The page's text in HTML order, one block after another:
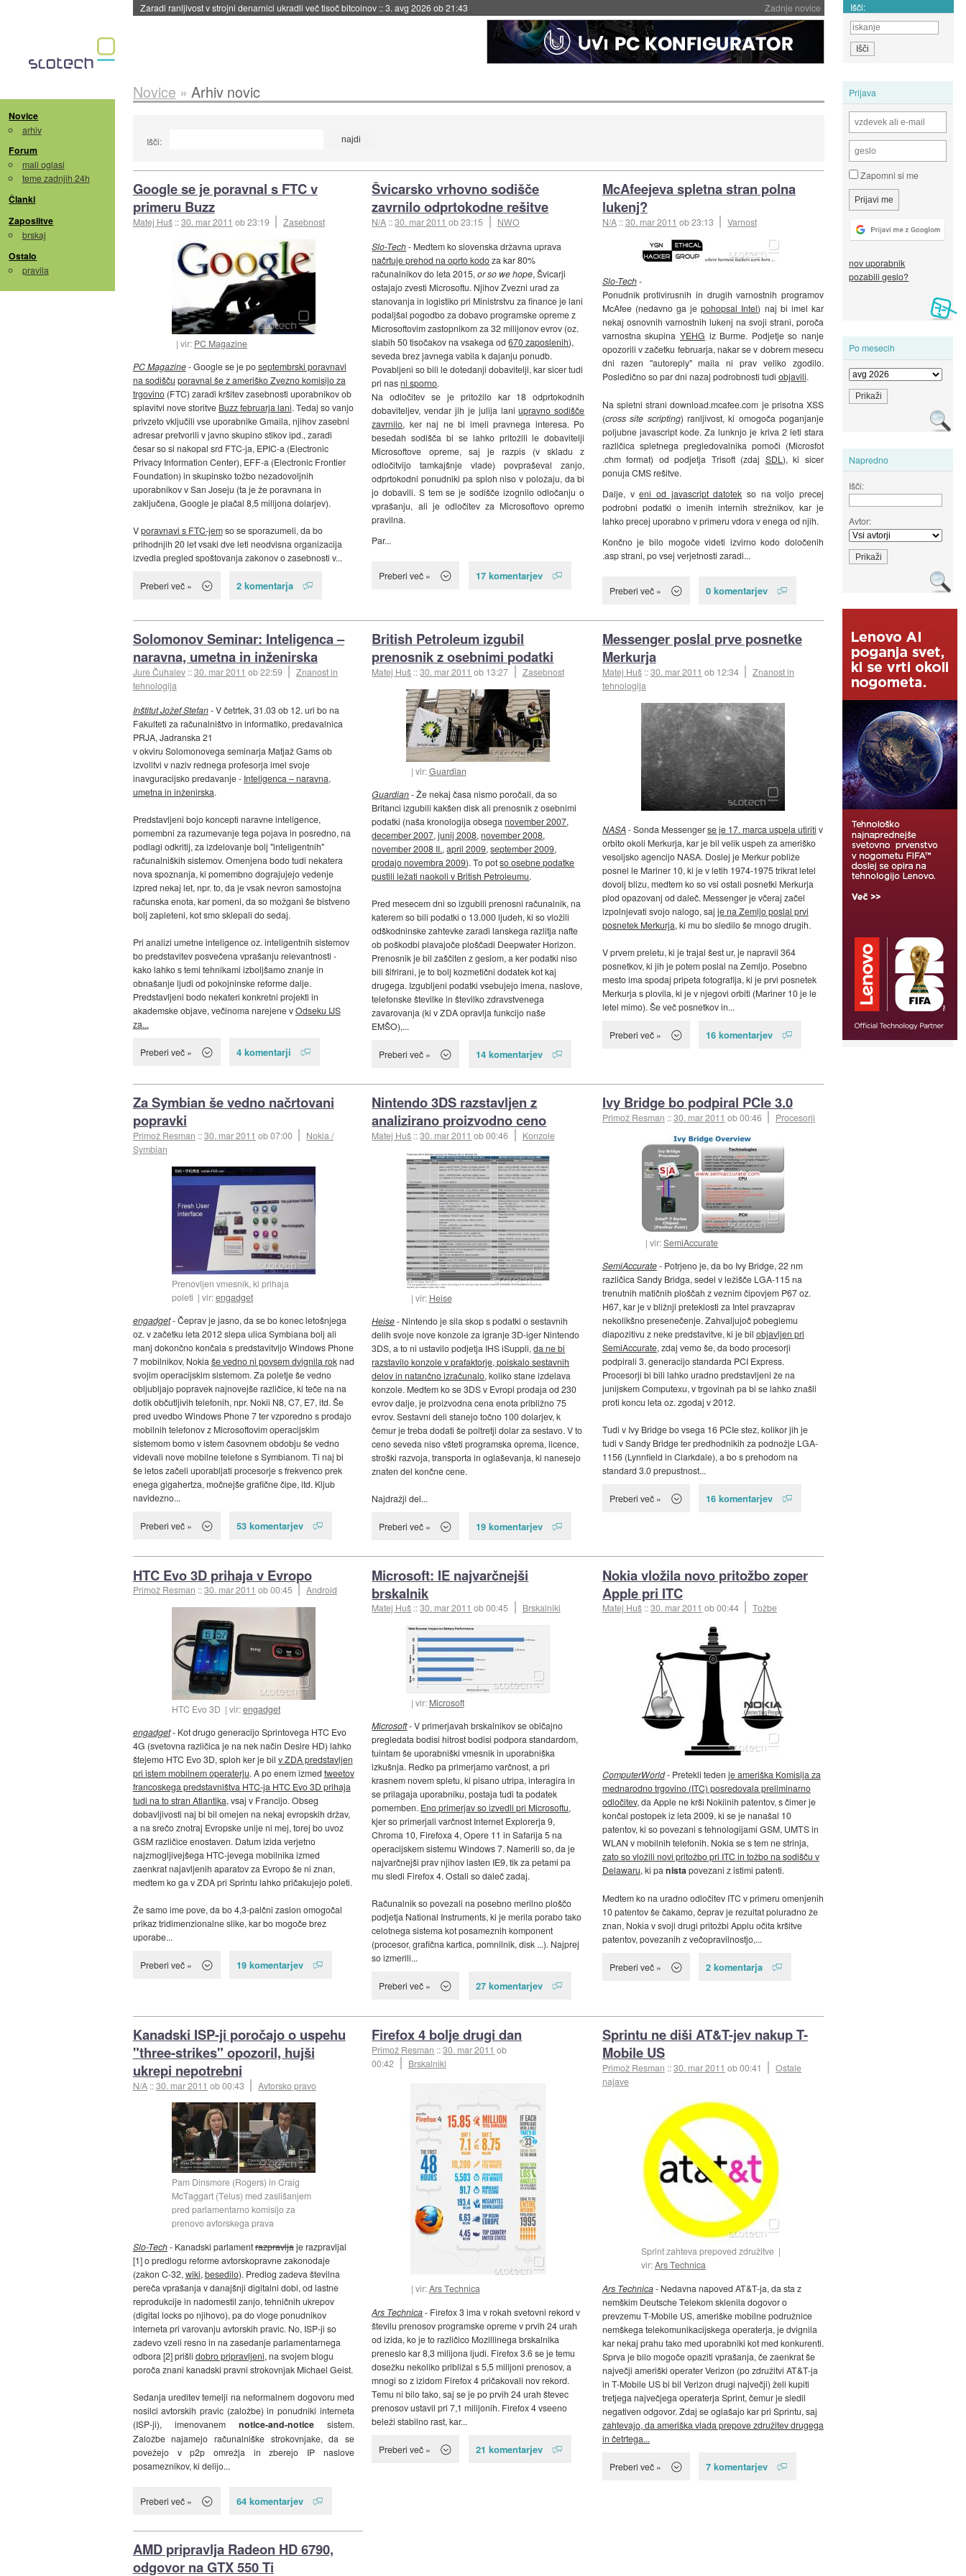
Zadnje novice
Zaradi ranljivost v strojni denarnici ukradli več tisoč bitcoinov ::3. avg 2026 ob 21:43 Išči:
Novice
arhiv
Forum
mali oglasi
teme zadnjih 24h
Članki
Zaposlitve
brskaj
Ostalo
pravila
Prijava
Zapomni si me
nov uporabnik
pozabili geslo?
Po mesecih
Napredno
Išči:
Avtor:
Novice » Arhiv novic
Išči:
Google se je poravnal s FTC v
primeru Buzz
Matej Huš ::30. mar 2011 ob 23:19 Zasebnost
vir: PC Magazine
PC Magazine- Google se je poseptembrski poravnavi
na sodišču poravnal še z ameriško Zvezno komisijo za
trgovino(FTC) zaradi kršitev zasebnosti uporabnikov ob
splavitvi nove storitve Buzz februarja lani. Tedaj so vanjo
privzeto vključili vse uporabnike Gmaila, njihov zasebni
adresar pretvorili v javno skupino stikov ipd., zaradi
česar so si nakopal srd FTC-ja, EPIC-a (Electronic
Privacy Information Center), EFF-a (Electronic Frontier
Foundation) in skupinsko tožbo nezadovoljnih
uporabnikov v San Joseju (ta je že poravnana in
zaključena, Google je plačal 8,5 milijona dolarjev).
Vporavnavi s FTC-jemso se sporazumeli, da bo
prihodnjih 20 let vsaki dve leti neodvisna organizacija
izvedla pregled spoštovanja zakonov o zasebnosti v...
Preberi več » 2 komentarja
Švicarsko vrhovno sodišče
zavrnilo odprtokodne rešitve
N/A ::30. mar 2011 ob 23:15
NWO
Slo-Tech- Medtem ko slovenska državna uprava
načrtuje prehod na oprto kodoza kar 80%
računalnikov do leta 2015,or so we hope, Švicarji
ostajajo zvesti Microsoftu. Njihov Zvezni urad za
stanovanja in logistiko pri Ministrstvu za finance je lani
podaljšal pogodbo za dobavo programske opreme z
Microsoftovim zastopnikom za 32 milijonov evrov (oz.
slabih 50 tisočakov na vsakega od670 zaposlenih),
seveda brez javnega vabila k dajanju ponudb.
Povabljeni so bili le dotedanji dobavitelji, kar sicer tudi
pri nasni sporno.
Na odločitev se je pritožilo kar 18 odprtokodnih
dobaviteljev, vendar jih je julija laniupravno sodišče
zavrnilo, ker naj ne bi imeli pravnega interesa. Po
besedah sodišča bi se lahko pritožili le dobavitelji
Microsoftove opreme, saj je razpis (v skladu z
odločitvijo tamkajšnje vlade) povpraševal zanjo,
odprtokodni ponudniki pa sploh niso v položaju, da bi
jo dobavili. S tem se je sodišče izognilo odločanju o
vprašanju, ali je odločitev za Microsoftovo opremo
pravilna.
Par...
Preberi več » 17 komentarjev
McAfeejeva spletna stran polna
lukenj?
N/A ::30. mar 2011 ob 23:13 Varnost
Slo-Tech-
Ponudnik protivirusnih in drugih varnostnih programov
McAfee (nedavno ga jepohopsal Intel) naj bi imel kar
nekaj osnovnih varnostnih lukenj na svoji strani, poroča
varnostna skupinaYEHG iz Burme. Podjetje so nanje
opozorili v začetku februarja, nakar se v dobrem mesecu
dni razen "autoreply" maila ni prav veliko zgodilo.
Posledično so par dni nazaj podrobnosti tudi objavili.
Na spletni strani download.mcafee.com je prisotna XSS
(cross site scripting) ranljivost, ki omogoča poganjanje
poljubne javascript kode. Za lunknjo je kriva 2 leti stara
različica spletnega pregledovalnika pomoči (Microsfot
.chm format) od podjetja Trisoft (zdaj SDL ), ki sicer
ponuja CMS rešitve.
Dalje, veni od javascript datotek so na voljo precej
podrobni podatki o imenih internih strežnikov, kar je
lahko precej uporabno v primeru vdora v enega od njih.
Končno je bilo mogoče videti izvirno kodo določenih
.asp strani, po vsej verjetnosti zaradi...
Preberi več » 0 komentarjev
Solomonov Seminar: Inteligenca –
naravna, umetna in inženirska
Jure Čuhalev ::30. mar 2011 ob 22:59
Znanost in
tehnologija
Inštitut Jožef Stefan- V četrtek, 31.03 ob 12. uri bo na
Fakulteti za računalništvo in informatiko, predavalnica
PRJA, Jadranska 21
v okviru Solomonovega seminarja Matjaž Gams ob
izvolitvi v naziv rednega profesorja imel svoje
inavguracijsko predavanje - Inteligenca – naravna,
umetna in inženirska.
Predstavljeni bojo koncepti naravne inteligence,
pomembni za razumevanje tega pojava in posredno, na
podlagi odkritij, za izdelovanje bolj "inteligentnih"
računalniških sistemov. Omenjena bodo tudi nekatera
nova spoznanja, ki pomembno dograjujejo vedenje
izpred nekaj let, npr. to, da je vsak nevron samostojna
računska enota, kar pomeni, da so možgani še bistveno
bolj zapleteni, kot smo sklepali do sedaj.
Pri analizi umetne inteligence oz. inteligentnih sistemov
bo predstavitev posvečena vprašanju relevantnosti -
kako lahko s temi tehnikami izboljšamo znanje in
obnašanje ljudi od pokojninske reforme dalje.
Predstavljeni bodo nekateri konkretni projekti in
akademske objave, večinoma narejene vOdseku IJS
za...
Preberi več » 4 komentarji
British Petroleum izgubil
prenosnik z osebnimi podatki
Matej Huš ::30. mar 2011 ob 13:27 Zasebnost
vir:Guardian
Guardian- Že nekaj časa nismo poročali, da so
Britanci izgubili kakšen disk ali prenosnik z osebnimi
podatki (naša kronologija obseganovember 2007,
december 2007,junij 2008,november 2008,
november 2008 II.,april 2009,september 2009,
prodajo novembra 2009). To potso osebne podatke
pustili ležati naokoli v British Petroleumu.
Pred mesecem dni so izgubili prenosni računalnik, na
katerem so bili podatki o 13.000 ljudeh, ki so vložili
odškodninske zahtevke zaradi lanskega razlitja nafte
ob poškodbi plavajoče ploščadi Deepwater Horizon.
Prenosnik je bil zaščiten z geslom, a ker podatki niso
bili šifrirani, je to bolj kozmetični dodatek kot kaj
drugega. Izgubljeni podatki vsebujejo imena, naslove,
telefonske številke in številko zdravstvenega
zavarovanja (ki v ZDA opravlja funkcijo naše
EMŠO),...
Preberi več » 14 komentarjev
Messenger poslal prve posnetke
Merkurja
Matej Huš ::30. mar 2011 ob 12:34
Znanost in
tehnologija
NASA- Sonda Messengerse je 17. marca uspela utiriti v
orbito okoli Merkurja, kar je bil velik uspeh za ameriško
vesoljsko agencijo NASA. Doslej je Merkur pobliže
posnel le Mariner 10, ki je v letih 1974-1975 trikrat letel
dovolj blizu, medtem ko so vsi ostali posnetki Merkurja
plod opazovanj od daleč. Messenger je včeraj začel
izpolnjevati svojo nalogo, saj je na Zemljo poslal prvi
posnetek Merkurja, ki mu bo sledilo še mnogo drugih.
V prvem preletu, ki je trajal šest ur, je napravil 364
posnetkov, ki jih je potem poslal na Zemljo. Posebno
mesto ima spodaj pripeta fotografija, ki je prvi posnetek
Merkurja s plovila, ki je v njegovi orbiti (Mariner 10 je le
letel mimo). Še več posnetkov in...
Preberi več » 16 komentarjev
Za Symbian še vedno načrtovani
popravki
Primož Resman ::30. mar 2011 ob 07:00
Nokia /
Symbian
Prenovljen vmesnik, ki prihaja
poleti
vir:engadget
engadget- Čeprav je jasno, da se bo konec letošnjega
oz. v začetku leta 2012 slepa ulica Symbiana bolj ali
manj dokončno končala s predstavitvijo Windows Phone
7 mobilnikov, Nokia še vedno ni povsem dvignila roknad
svojim operacijskim sistemom. Za poletje še vedno
obljubljajo popravek najnovejše različice, ki teče na na
dotik občutljivih telefonih, npr. Nokii N8, C7, E7, itd. Še
pred uvedbo Windows Phone 7 ter vzporedno s prodajo
mobilnih telefonov z Microsoftovim operacijskim
sistemom bomo v istem časovnem obdobju še vedno
videvali nove mobilne telefone s Symbianom. Ti naj bi
še letos začeli uporabljati procesorje s frekvenco prek
enega gigahertza, močnejše grafične čipe, itd. Kljub
navidezno...
Preberi več » 53 komentarjev
Nintendo 3DS razstavljen z
analizirano proizvodno ceno
Matej Huš ::30. mar 2011 ob 00:46 Konzole
vir: Heise
Heise- Nintendo je sila skop s podatki o sestavnih
delih svoje nove konzole za igranje 3D-iger Nintendo
3DS, a to ni ustavilo podjetja IHS iSuppli,da ne bi
razstavilo konzole v prafaktorje, poiskalo sestavnih
delov in natančno izračunalo, koliko stane izdelava
konzole. Medtem ko se 3DS v Evropi prodaja od 230
evrov dalje, je proizvodna cena enota približno 75
evrov. Sestavni deli stanejo točno 100 dolarjev, k
čemur je treba dodati še poltretji dolar za sestavo. V to
ceno seveda niso všteti programska oprema, licence,
stroški razvoja, transporta in oglaševanja, ki nanesejo
znaten del končne cene.
Najdražji del...
Preberi več » 19 komentarjev
Ivy Bridge bo podpiral PCIe 3.0
Primož Resman ::30. mar 2011 ob 00:46 Procesorji
vir:SemiAccurate
SemiAccurate- Potrjeno je, da bo Ivy Bridge, 22 nm
različica Sandy Bridga, sedel v ležišče LGA-115 na
trenutnih matičnih ploščah z veznim čipovjem P67 oz.
H67, kar je v bližnji preteklosti za Intel pravzaprav
nekolikšno presenečenje. Zahvaljujoč pobeglemu
diapozitivu z neke predstavitve, ki je bil objavljen pri
SemiAccurate, zdaj vemo še, da bodo procesorji
podpirali 3. generacijo standarda PCI Express.
Procesorji bi bili lahko uradno predstavljeni že na
junijskem Computexu, v trgovinah pa bi se lahko znašli
proti koncu leta oz. zgodaj v 2012.
Tudi v Ivy Bridge bo vsega 16 PCIe stez, kolikor jih je
tudi v Sandy Bridge ter predhodnikih za podnožje LGA-
1156 (Lynnfield in Clarkdale), a bo s prehodom na
standard 3.0 prepustnost...
Preberi več » 16 komentarjev
HTC Evo 3D prihaja v Evropo
Primož Resman ::30. mar 2011 ob 00:45 Android
HTC Evo 3D vir:engadget
engadget- Kot drugo generacijo Sprintovega HTC Evo
4G (svetovna različica je na nek način Desire HD) lahko
štejemo HTC Evo 3D, sploh ker je bil v ZDA predstavljen
pri istem mobilnem operaterju. A po enem izmed tweetov
francoskega predstavništva HTC-ja HTC Evo 3D prihaja
tudi na to stran Atlantika, vsaj v Francijo. Obseg
dobavljivosti naj bi bil omejen na nekaj evropskih držav,
a na srečo znotraj Evropske unije ni mej, torej bo uvoz
GSM različice enostaven. Datum izida verjetno
najzmogljivejšega HTC-jevega mobilnika izmed
zaenkrat najavljenih aparatov za Evropo še ni znan,
medtem ko ga v ZDA pri Sprintu lahko pričakujejo poleti.
Že samo ime pove, da bo 4,3-palčni zaslon omogočal
prikaz tridimenzionalne slike, kar bo mogoče brez
uporabe...
Preberi več » 19 komentarjev
Microsoft: IE najvarčnejši
brskalnik
Matej Huš ::30. mar 2011 ob 00:45 Brskalniki
vir: Microsoft
Microsoft- V primerjavah brskalnikov se običajno
pregledata bodisi hitrost bodisi podpora standardom,
tuintam še uporabniški vmesnik in uporabniška
izkušnja. Redko pa primerjamo varčnost, a pri
krasnem novem spletu, ki pisano utripa, interagira in
se prilagaja uporabniku, postaja tudi ta podatek
pomemben. Eno primerjav so izvedli pri Microsoftu,
kjer so primerjali varčnost Internet Explorerja 9,
Chroma 10, Firefoxa 4, Opere 11 in Safarija 5 na
operacijskem sistemu Windows 7. Namerili so, da je
najvarčnejši prav njihov lasten IE9, tik za petami pa
mu sledi Firefox 4. Ostali so daleč zadaj.
Računalnik so povezali na posebno merilno ploščo
podjetja National Instruments, ki je merila porabo tako
celotnega sistema kot posameznih komponent
(procesor, grafična kartica, pomnilnik, disk ...). Najprej
so izmerili...
Preberi več » 27 komentarjev
Nokia vložila novo pritožbo zoper
Apple pri ITC
Matej Huš ::30. mar 2011 ob 00:44 Tožbe
ComputerWorld- Pretekli teden je ameriška Komisija za
mednarodno trgovino (ITC) posredovala preliminarno
odločitev, da Apple ne krši Nokiinih patentov, s čimer je
končal postopek iz leta 2009, ki se je nanašal 10
patentov, ki so povezani s tehnologijami GSM, UMTS in
WLAN v mobilnih telefonih. Nokia se s tem ne strinja,
zato so vložili novi pritožbo pri ITC in tožbo na sodišču v
Delawaru, ki panistapovezani z istimi patenti.
Medtem ko na uradno odločitev ITC v primeru omenjenih
10 patentov še čakamo, čeprav je rezultat poluradno že
znan, Nokia v svoji drugi pritožbi Applu očita kršitve
patentov, povezanih z večopravilnostjo,...
Preberi več » 2 komentarja
Kanadski ISP-ji poročajo o uspehu
"three-strikes" opozoril, hujši
ukrepi nepotrebni
N/A ::30. mar 2011 ob 00:43 Avtorsko pravo
Pam Dinsmore (Rogers) in Craig
McTaggart (Telus) med zaslišanjem
pred parlamentarno komisijo za
prenovo avtorskega prava
Slo-Tech- Kanadski parlamentrazpravljaje razpravljal
[1] o predlogu reforme avtorskopravne zakonodaje
(zakon C-32, wiki, besedilo). Predlog zadeva številna
pereča vprašanja v danajšnji digitalni dobi, od lastne
reprodukcije in nadomestil zanjo, tehničnih ukrepov
(digital locks po njihovo), pa do vloge ponudnikov
interneta pri varovanju avtorskih pravic. No, ISP-ji so
zadevo vzeli resno in na zasedanje parlamentarnega
odbora [2] prišli dobro pripravljeni, na svojem blogu
poroča znani kanadski pravni strokovnjak Michael Geist.
Sedanja ureditev temelji na neformalnem dogovoru med
nosilci avtorskih pravic (založbe) in ponudniki interneta
(ISP-ji), imenovanem notice-and-noticesistem.
Založbe najamejo računalniške strokovnjake, da se
povežejo v p2p omrežja in zberejo IP naslove
posameznikov, ki delijo...
Preberi več » 64 komentarjev
Firefox 4 bolje drugi dan
Primož Resman ::30. mar 2011 ob
00:42
Brskalniki
vir:Ars Technica
Ars Technica- Firefox 3 ima v rokah svetovni rekord v
številu prenosov programske opreme v prvih 24 urah
od izida, ko je to različico Mozillinega brskalnika
preneslo kar 8,3 milijona ljudi. Firefox 3.6 se je temu
dosežku nekoliko približal s 5,5 milijoni prenosov, a
mnogi so z izidom Firefox 4 pričakovali nov rekord.
Temu ni bilo tako, saj se je po prvih 24 urah števec
prenosov ustavil pri 7,1 milijonih. Firefox 4 vseeno
beleži stabilno rast, kar...
Preberi več » 21 komentarjev
Sprintu ne diši AT&T-jev nakup T-
Mobile US
Primož Resman ::30. mar 2011 ob 00:41
Ostale
najave
Sprint zahteva prepoved združitve
vir:Ars Technica
Ars Technica- Nedavna napoved AT&T-ja, da sta z
nemškim Deutsche Telekom sklenila dogovor o
prevzemu T-Mobile US, ameriške mobilne podružnice
nemškega telekomunikacijskega operaterja, je dvignila
kar nekaj prahu tako med uporabniki kot med konkurenti.
Sprva je bilo mogoče opaziti vprašanja, če zaenkrat še
največji ameriški operater Verizon (po združitvi AT&T-ja
in T-Mobile US bi bil Verizon drugi največji) želi kupiti
tretjega največjega operaterja Sprint, čemur je sledil
negativen odgovor. Zdaj se oglašajo kar pri Sprintu, saj
zahtevajo, da ameriška vlada prepove združitev drugega
in četrtega...
Preberi več » 7 komentarjev
AMD pripravlja Radeon HD 6790,
odgovor na GTX 550 Ti